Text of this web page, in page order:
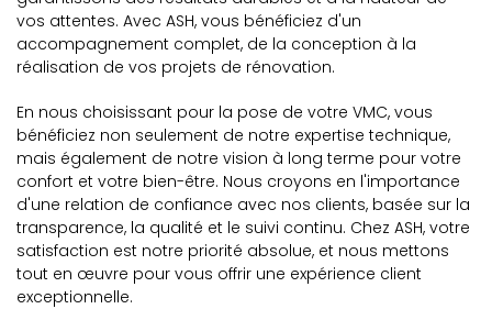
vos attentes. Avec ASH, vous bénéficiez d'un
accompagnement complet, de la conception à la
réalisation de vos projets de rénovation.
En nous choisissant pour la pose de votre VMC, vous
bénéficiez non seulement de notre expertise technique,
mais également de notre vision à long terme pour votre
confort et votre bien-être. Nous croyons en l'importance
d'une relation de confiance avec nos clients, basée sur la
transparence, la qualité et le suivi continu. Chez ASH, votre
satisfaction est notre priorité absolue, et nous mettons
tout en œuvre pour vous offrir une expérience client
exceptionnelle.